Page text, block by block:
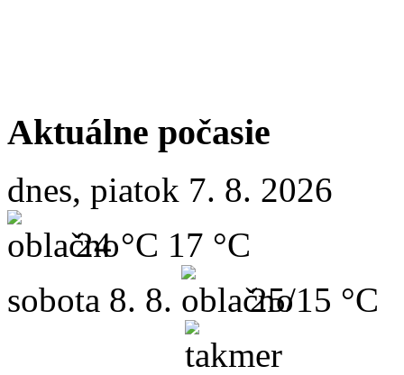
Aktuálne počasie
dnes, piatok 7. 8. 2026
24 °C 17 °C
sobota 8. 8. 25/15 °C